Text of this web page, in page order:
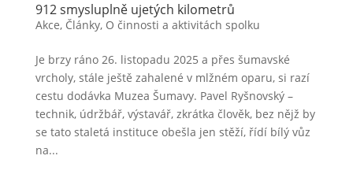
912 smysluplně ujetých kilometrů
Akce, Články, O činnosti a aktivitách spolku
Je brzy ráno 26. listopadu 2025 a přes šumavské
vrcholy, stále ještě zahalené v mlžném oparu, si razí
cestu dodávka Muzea Šumavy. Pavel Ryšnovský –
technik, údržbář, výstavář, zkrátka člověk, bez nějž by
se tato staletá instituce obešla jen stěží, řídí bílý vůz
na...